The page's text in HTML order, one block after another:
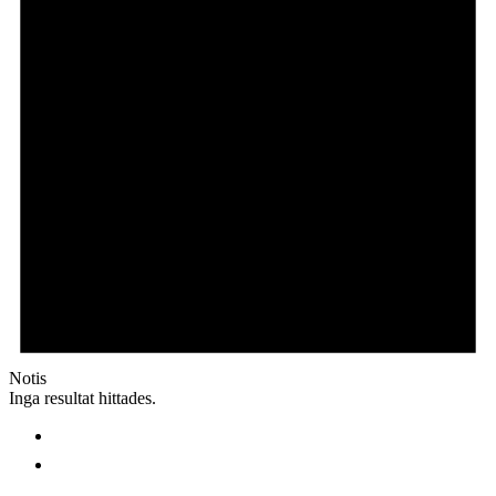
Notis
Inga resultat hittades.